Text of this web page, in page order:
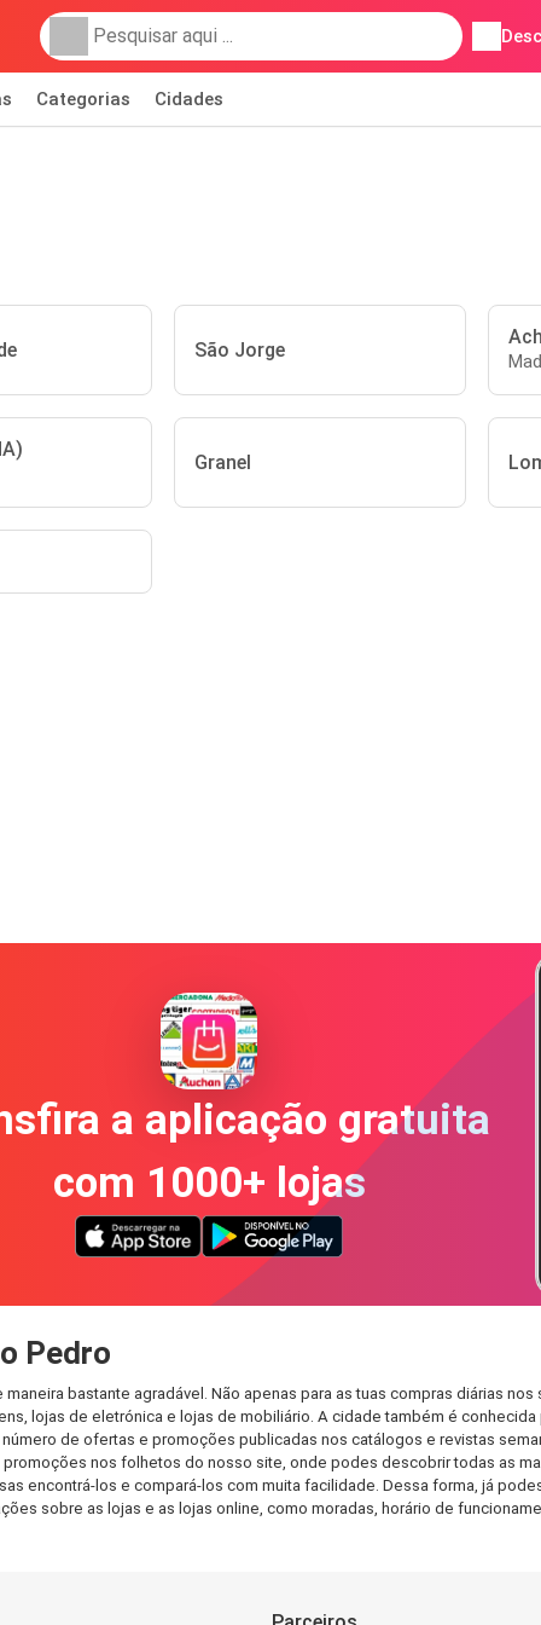
Categorias Cidades
São Jorge
Granel
a aplicação gratuita
com 1000+ lojas
Pedro
bastante agradável. Não apenas para as tuas compras diárias
lojas de eletrónica e lojas de mobiliário. A cidade também é
de ofertas e promoções publicadas nos catálogos e revistas
nos folhetos do nosso site, onde podes descobrir todas as
encontrá-los e compará-los com muita facilidade. Dessa forma, já
sobre as lojas e as lojas online, como moradas, horário de